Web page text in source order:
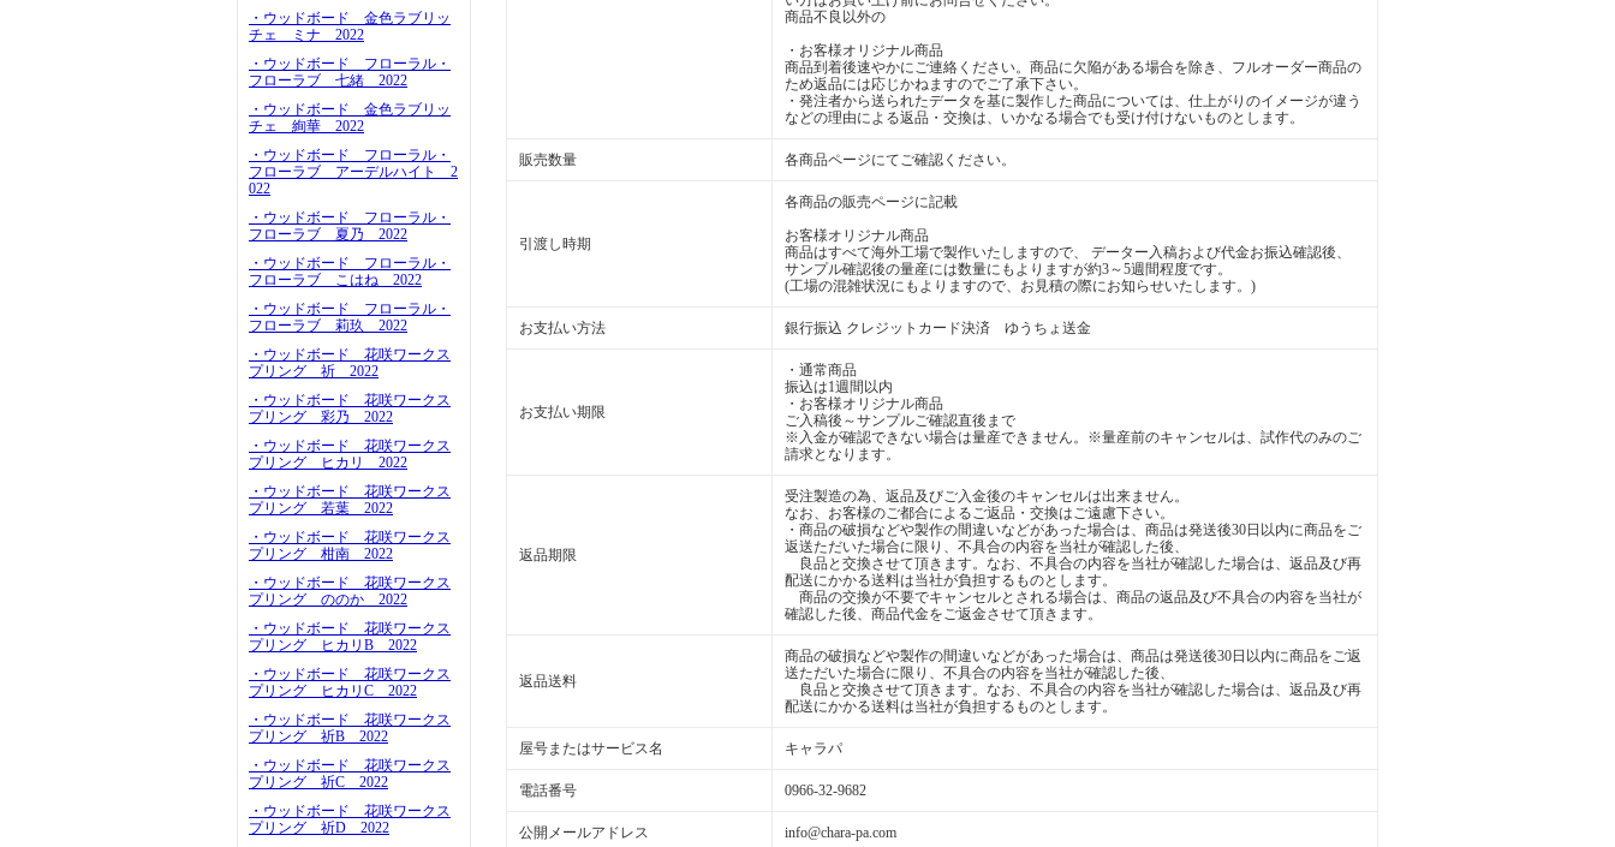
・ウッドボード 金色ラブリッ
チェ ミナ 2022
・ウッドボード フローラル・
フローラブ 七緒 2022
・ウッドボード 金色ラブリッ
チェ 絢華 2022
・ウッドボード フローラル・
フローラブ アーデルハイト 2
022
・ウッドボード フローラル・
フローラブ 夏乃 2022
・ウッドボード フローラル・
フローラブ こはね 2022
・ウッドボード フローラル・
フローラブ 莉玖 2022
・ウッドボード 花咲ワークス
プリング 祈 2022
・ウッドボード 花咲ワークス
プリング 彩乃 2022
・ウッドボード 花咲ワークス
プリング ヒカリ 2022
・ウッドボード 花咲ワークス
プリング 若葉 2022
・ウッドボード 花咲ワークス
プリング 柑南 2022
・ウッドボード 花咲ワークス
プリング ののか 2022
・ウッドボード 花咲ワークス
プリング ヒカリB 2022
・ウッドボード 花咲ワークス
プリング ヒカリC 2022
・ウッドボード 花咲ワークス
プリング 祈B 2022
・ウッドボード 花咲ワークス
プリング 祈C 2022
・ウッドボード 花咲ワークス
プリング 祈D 2022
商品不良以外の
・お客様オリジナル商品
商品到着後速やかにご連絡ください。商品に欠陥がある場合を除き、フルオーダー商品の
ため返品には応じかねますのでご了承下さい。
・発注者から送られたデータを基に製作した商品については、仕上がりのイメージが違う
などの理由による返品・交換は、いかなる場合でも受け付けないものとします。
販売数量 各商品ページにてご確認ください。
引渡し時期
各商品の販売ページに記載
お客様オリジナル商品
商品はすべて海外工場で製作いたしますので、 データー入稿および代金お振込確認後、
サンプル確認後の量産には数量にもよりますが約3～5週間程度です。
(工場の混雑状況にもよりますので、お見積の際にお知らせいたします。)
お支払い方法 銀行振込 クレジットカード決済 ゆうちょ送金
お支払い期限
・通常商品
振込は1週間以内
・お客様オリジナル商品
ご入稿後～サンプルご確認直後まで
※入金が確認できない場合は量産できません。※量産前のキャンセルは、試作代のみのご
請求となります。
返品期限
受注製造の為、返品及びご入金後のキャンセルは出来ません。
なお、お客様のご都合によるご返品・交換はご遠慮下さい。
・商品の破損などや製作の間違いなどがあった場合は、商品は発送後30日以内に商品をご
返送ただいた場合に限り、不具合の内容を当社が確認した後、
良品と交換させて頂きます。なお、不具合の内容を当社が確認した場合は、返品及び再
配送にかかる送料は当社が負担するものとします。
商品の交換が不要でキャンセルとされる場合は、商品の返品及び不具合の内容を当社が
確認した後、商品代金をご返金させて頂きます。
返品送料
商品の破損などや製作の間違いなどがあった場合は、商品は発送後30日以内に商品をご返
送ただいた場合に限り、不具合の内容を当社が確認した後、
良品と交換させて頂きます。なお、不具合の内容を当社が確認した場合は、返品及び再
配送にかかる送料は当社が負担するものとします。
屋号またはサービス名 キャラパ
電話番号 0966-32-9682
公開メールアドレス info@chara-pa.com